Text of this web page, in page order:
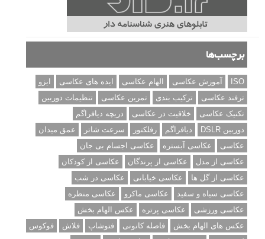
برچسب‌ها
ISO آموزش عکاسی الهام عکاسی ایده های عکاسی
ایزو
ترفند عکاسی
ترکیب بندی تمرین عکاسی
تنظیمات دوربین
تکنیک عکاسی
خلاقیت در عکاسی
دریچه دیافراگم
دوربین DSLR
دیافراگم رفلکتور سرعت شاتر
عمق میدان
عکاسی
عکاسی آبستره
عکاسی اجسام بی جان
عکاسی از مدل
عکاسی از پرندگان
عکاسی از کودکان
عکاسی از گل ها
عکاسی خیابانی
عکاسی در شب
عکاسی سیاه و سفید
عکاسی ماکرو
عکاسی منظره
عکاسی ورزشی
عکاسی پرتره
عکس الهام بخش
عکس های الهام بخش
فاصله کانونی فتوشاپ فلاش
فوکوس